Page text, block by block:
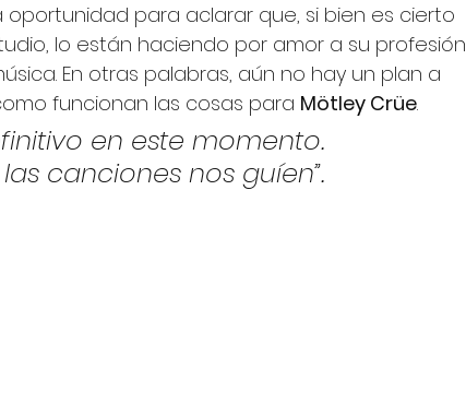
para aclarar que, si bien es cierto
lo están haciendo por amor a su profesión
En otras palabras, aún no hay un plan a
funcionan las cosas para Mötley Crüe.
en este momento.
canciones nos guíen”.